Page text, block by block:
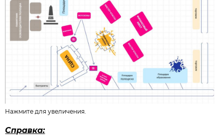
Нажмите для увеличения.
Справка: